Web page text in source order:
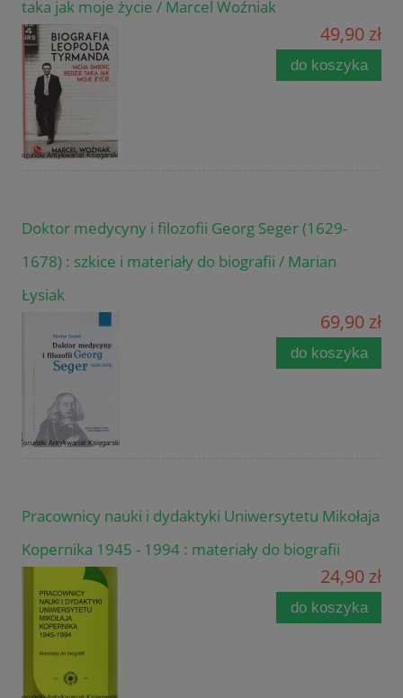
taka jak moje życie / Marcel Woźniak
49,90 zł
do koszyka
Doktor medycyny i filozofii Georg Seger (1629-
1678) : szkice i materiały do biografii / Marian
Łysiak
69,90 zł
do koszyka
Pracownicy nauki i dydaktyki Uniwersytetu Mikołaja
Kopernika 1945 - 1994 : materiały do biografii
24,90 zł
do koszyka